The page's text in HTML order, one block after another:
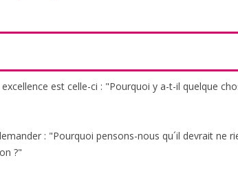
est celle-ci : "Pourquoi y a-t-il quelque
: "Pourquoi pensons-nous qu´il devrait ne
?"